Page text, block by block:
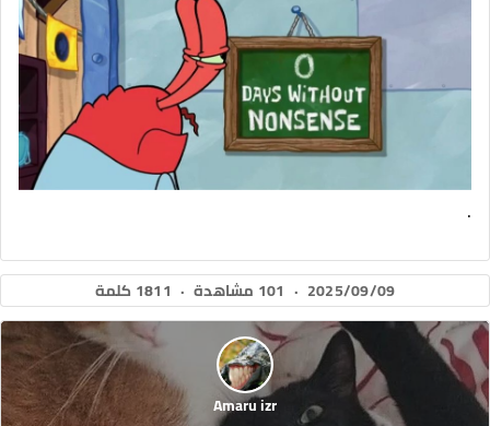
.
2025/09/09
· 101 مشاهدة · 1811 كلمة
Amaru izr